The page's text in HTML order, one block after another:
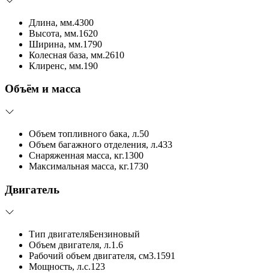
Длина, мм.4300
Высота, мм.1620
Ширина, мм.1790
Колесная база, мм.2610
Клиренс, мм.190
Объём и масса
Объем топливного бака, л.50
Объем багажного отделения, л.433
Снаряженная масса, кг.1300
Максимальная масса, кг.1730
Двигатель
Тип двигателяБензиновый
Объем двигателя, л.1.6
Рабочий объем двигателя, см3.1591
Мощность, л.с.123